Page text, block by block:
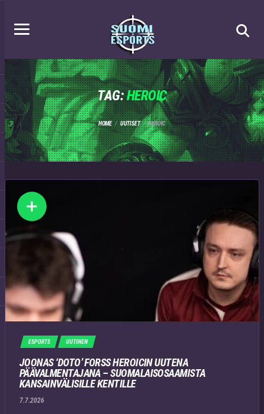
TAG:HEROIC
HOME UUTISET HEROIC
ESPORTS UUTINEN
JOONAS ‘DOTO’ FORSS HEROICIN UUTENA
PÄÄVALMENTAJANA – SUOMALAISOSAAMISTA
KANSAINVÄLISILLE KENTILLE
7.7.2026